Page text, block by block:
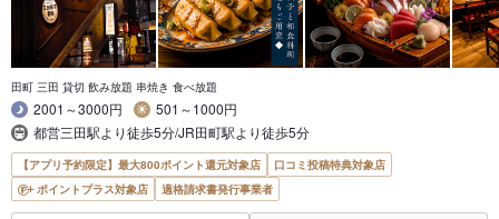
田町 三田 貸切 飲み放題 串焼き 食べ放題
2001～3000円
501～1000円
都営三田駅より徒歩5分/JR田町駅より徒歩5分
【アプリ予約限定】最大800ポイント還元対象店
口コミ投稿特典対象店
ポイントプラス対象店
適格請求書発行事業者